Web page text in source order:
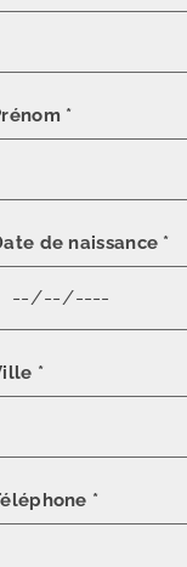
*
de naissance *
*
*